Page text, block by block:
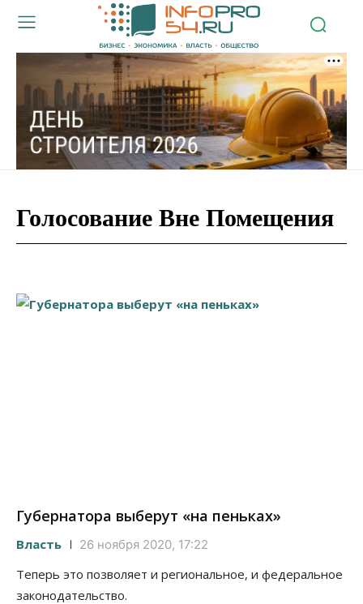
Голосование Вне Помещения
Губернатора выберут «на пеньках»
Власть 26 ноября 2020, 17:22
Теперь это позволяет и региональное, и федеральное
законодательство.